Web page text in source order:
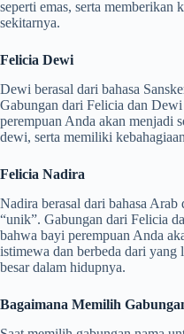
seperti emas, serta memberikan
sekitarnya.
Felicia Dewi
Dewi berasal dari bahasa
Gabungan dari Felicia dan
perempuan Anda akan menjadi
dewi, serta memiliki
Felicia Nadira
Nadira berasal dari bahasa
“unik”. Gabungan dari Felicia
bahwa bayi perempuan Anda
istimewa dan berbeda dari
besar dalam hidupnya.
Bagaimana Memilih